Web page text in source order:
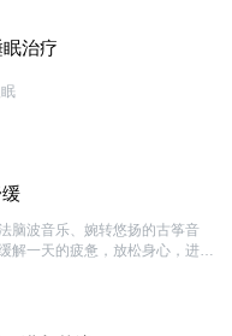
治疗
脑波音乐、婉转悠扬的古筝音
一天的疲惫，放松身心，进入